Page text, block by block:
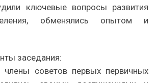
ключевые вопросы развития
обменялись опытом и
заседания:
советов первых первичных